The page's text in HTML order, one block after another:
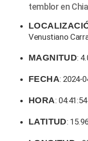
temblor en
Venustiano
MAGNITUD:
FECHA: 2024-
HORA:
LATITUD: